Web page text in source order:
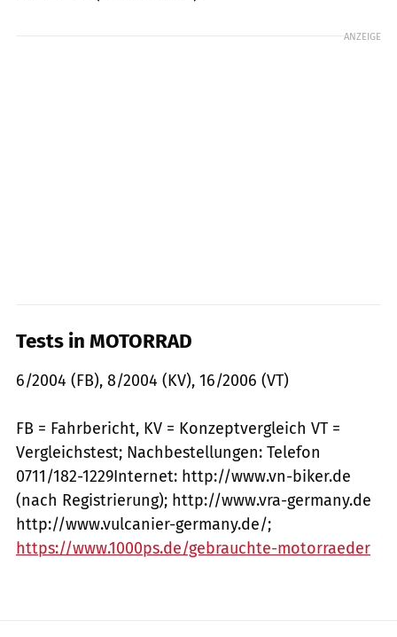
ANZEIGE
Tests in MOTORRAD
6/2004 (FB), 8/2004 (KV), 16/2006 (VT)
FB = Fahrbericht, KV = Konzeptvergleich VT =
Vergleichstest; Nachbestellungen: Telefon
0711/182-1229Internet: http://www.vn-biker.de
(nach Registrierung); http://www.vra-germany.de
http://www.vulcanier-germany.de/;
https://www.1000ps.de/gebrauchte-motorraeder